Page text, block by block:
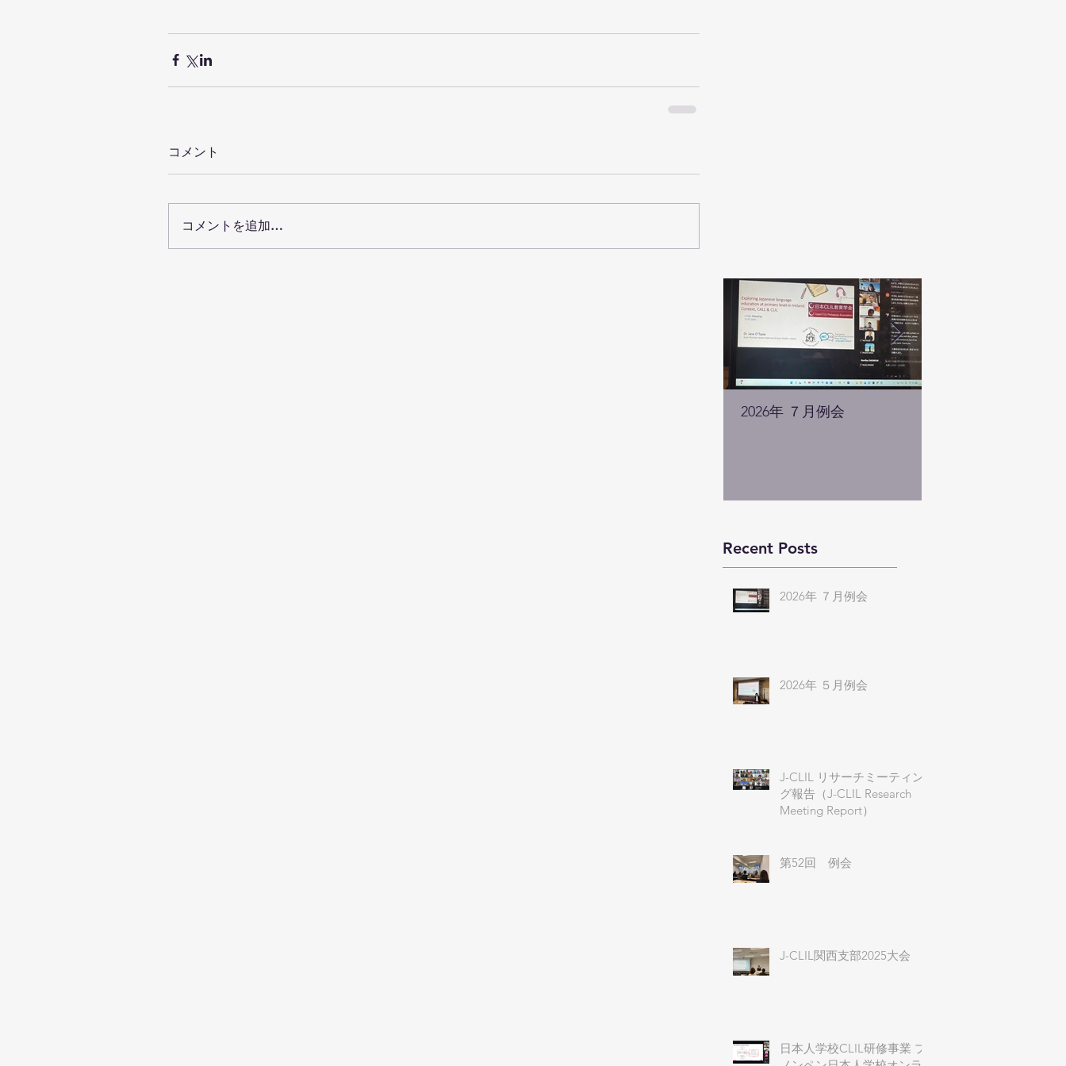
コメント
コメントを追加…
2026年 ７月例会
Recent Posts
2026年 ７月例会
2026年 ５月例会
J-CLIL リサーチミーティン
グ報告（J-CLIL Research
Meeting Report）
第52回 例会
J-CLIL関西支部2025大会
日本人学校CLIL研修事業 プ